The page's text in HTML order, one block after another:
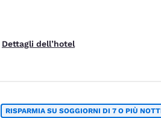
Dettagli dell’hotel
RISPARMIA SU SOGGIORNI DI 7 O PIÙ